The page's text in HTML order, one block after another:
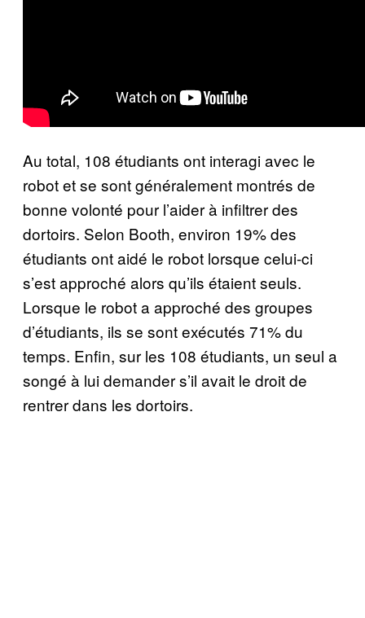
Au total, 108 étudiants ont interagi avec le
robot et se sont généralement montrés de
bonne volonté pour l’aider à infiltrer des
dortoirs. Selon Booth, environ 19% des
étudiants ont aidé le robot lorsque celui-ci
s’est approché alors qu’ils étaient seuls.
Lorsque le robot a approché des groupes
d’étudiants, ils se sont exécutés 71% du
temps. Enfin, sur les 108 étudiants, un seul a
songé à lui demander s’il avait le droit de
rentrer dans les dortoirs.